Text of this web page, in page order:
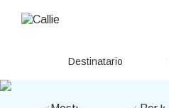
Destinatario